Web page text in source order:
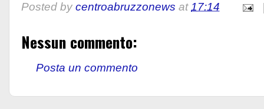
Posted by centroabruzzonews at17:14
Nessun commento:
Posta un commento